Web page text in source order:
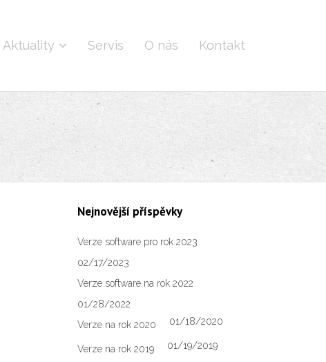
Aktuality Servis O nás Kontakt
Nejnovější příspěvky
Verze software pro rok 2023
02/17/2023
Verze software na rok 2022
01/28/2022
Verze na rok 2020
01/18/2020
Verze na rok 2019 01/19/2019